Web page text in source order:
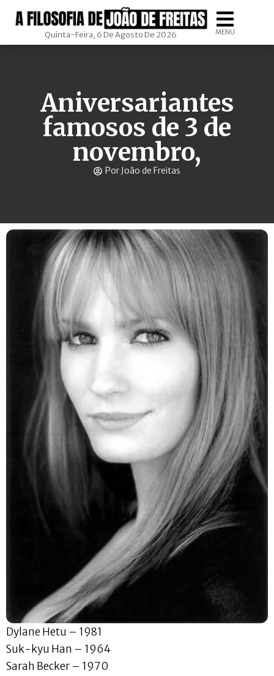
Quinta-Feira, 6 De Agosto De 2026 MENU
Aniversariantes
famosos de 3 de
novembro,
Por João de Freitas
Dylane Hetu – 1981
Suk-kyu Han – 1964
Sarah Becker – 1970